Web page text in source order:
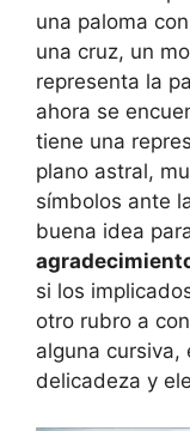
una paloma
una cruz, un
representa la
ahora se
tiene una
plano astral,
símbolos ante
buena idea
si los
otro rubro a
alguna cursiva,
delicadeza y